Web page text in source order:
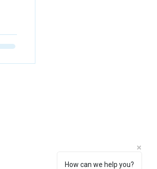
How can we help you?